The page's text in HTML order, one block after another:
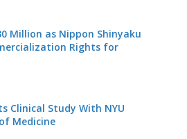
Million as Nippon Shinyaku
Rights for
Clinical Study With NYU
Medicine